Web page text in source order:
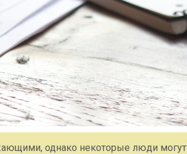
однако некоторые люди могут